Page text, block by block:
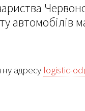
адресу logistic-